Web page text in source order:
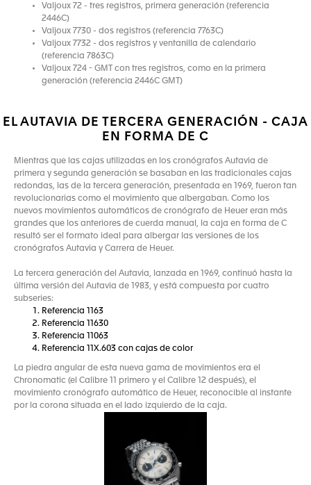
Valjoux 72 - tres registros, primera generación (referencia
2446C)
Valjoux 7730 - dos registros (referencia 7763C)
Valjoux 7732 - dos registros y ventanilla de calendario
(referencia 7863C)
Valjoux 724 - GMT con tres registros, como en la primera
generación (referencia 2446C GMT)
EL AUTAVIA DE TERCERA GENERACIÓN - CAJA
EN FORMA DE C
Mientras que las cajas utilizadas en los cronógrafos Autavia de
primera y segunda generación se basaban en las tradicionales cajas
redondas, las de la tercera generación, presentada en 1969, fueron tan
revolucionarias como el movimiento que albergaban. Como los
nuevos movimientos automáticos de cronógrafo de Heuer eran más
grandes que los anteriores de cuerda manual, la caja en forma de C
resultó ser el formato ideal para albergar las versiones de los
cronógrafos Autavia y Carrera de Heuer.
La tercera generación del Autavia, lanzada en 1969, continuó hasta la
última versión del Autavia de 1983, y está compuesta por cuatro
subseries:
Referencia 1163
Referencia 11630
Referencia 11063
Referencia 11X.603 con cajas de color
La piedra angular de esta nueva gama de movimientos era el
Chronomatic (el Calibre 11 primero y el Calibre 12 después), el
movimiento cronógrafo automático de Heuer, reconocible al instante
por la corona situada en el lado izquierdo de la caja.